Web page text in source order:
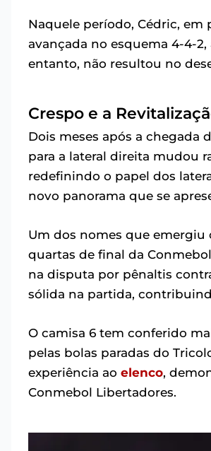
Naquele período, Cédric,
avançada no esquema 4-4-
entanto, não resultou no
Crespo e a
Dois meses após a chegada
para a lateral direita mudou
redefinindo o papel dos
novo panorama que se
Um dos nomes que emergiu
quartas de final da
na disputa por pênaltis
sólida na partida,
O camisa 6 tem conferido
pelas bolas paradas do
experiência ao elenco,
Conmebol Libertadores.